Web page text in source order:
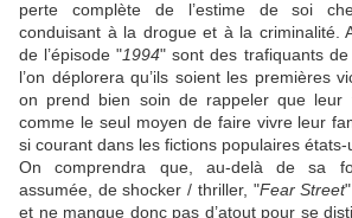
perte complète de l’estime de soi
conduisant à la drogue et à la criminalité.
de l’épisode "1994" sont des trafiquants
l’on déplorera qu’ils soient les premières
on prend bien soin de rappeler que leur
comme le seul moyen de faire vivre leur
si courant dans les fictions populaires états-
On comprendra que, au-delà de sa
assumée, de shocker / thriller, "Fear Street
et ne manque donc pas d’atout pour se